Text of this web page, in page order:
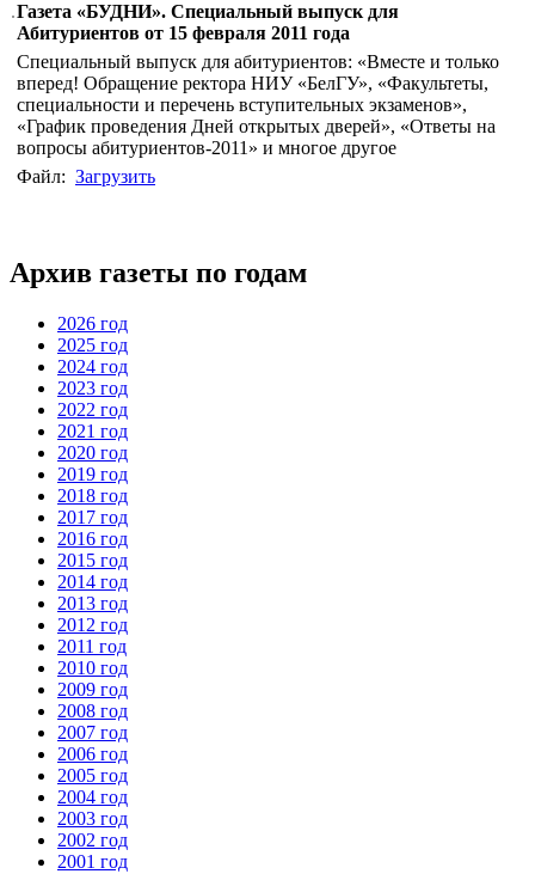
Газета «БУДНИ». Специальный выпуск для
Абитуриентов от 15 февраля 2011 года
Специальный выпуск для абитуриентов: «Вместе и только
вперед! Обращение ректора НИУ «БелГУ», «Факультеты,
специальности и перечень вступительных экзаменов»,
«График проведения Дней открытых дверей», «Ответы на
вопросы абитуриентов-2011» и многое другое
Файл: Загрузить
Архив газеты по годам
2026 год
2025 год
2024 год
2023 год
2022 год
2021 год
2020 год
2019 год
2018 год
2017 год
2016 год
2015 год
2014 год
2013 год
2012 год
2011 год
2010 год
2009 год
2008 год
2007 год
2006 год
2005 год
2004 год
2003 год
2002 год
2001 год